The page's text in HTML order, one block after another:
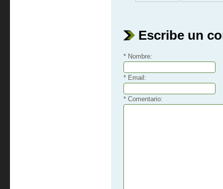
Escribe un
* Nombre:
* Email:
* Comentario: